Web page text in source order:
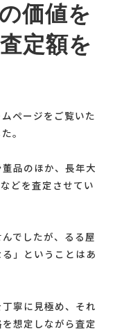
価値を
定額を
ページをご覧いた
。
品のほか、長年大
どを査定させてい
でしたが、るる屋
」ということはあ
寧に見極め、それ
想定しながら査定